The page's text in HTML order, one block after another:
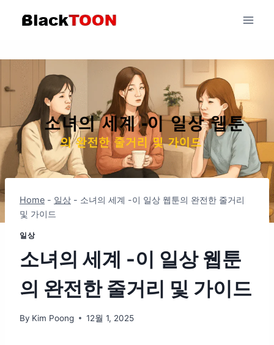
Home - 일상 - 소녀의 세계 -이 일상 웹툰의 완전한 줄거리
및 가이드
일상
소녀의 세계 -이 일상 웹툰
의 완전한 줄거리 및 가이드
By Kim Poong 12월 1, 2025